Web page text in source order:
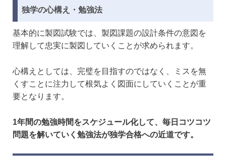
独学の心構え・勉強法
基本的に製図試験では、製図課題の設計条件の意図を
理解して忠実に製図していくことが求められます。
心構えとしては、完璧を目指すのではなく、ミスを無
くすことに注力して根気よく図面にしていくことが重
要となります。
1年間の勉強時間をスケジュール化して、毎日コツコツ
問題を解いていく勉強法が独学合格への近道です。